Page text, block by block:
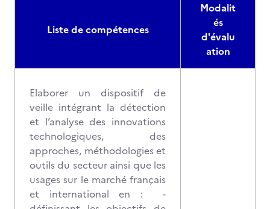
Liste de compétences
Modalit
és
d'évalu
ation
Elaborer un dispositif de
veille intégrant la détection
et l’analyse des innovations
technologiques, des
approches, méthodologies et
outils du secteur ainsi que les
usages sur le marché français
et international en : -